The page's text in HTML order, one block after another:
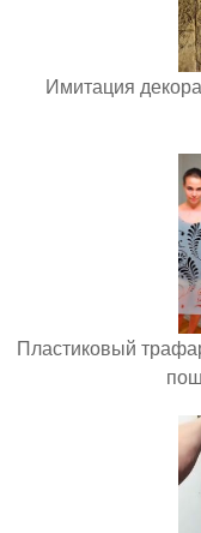
Имитация
Пластиковый